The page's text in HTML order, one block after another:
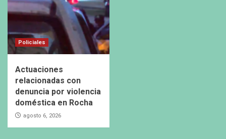
Policiales
Actuaciones
relacionadas con
denuncia por violencia
doméstica en Rocha
agosto 6, 2026